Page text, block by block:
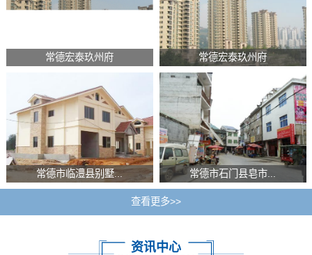
常德宏泰玖州府 常德宏泰玖州府
常德市临澧县别墅... 常德市石门县皂市...
查看更多>>
资讯中心